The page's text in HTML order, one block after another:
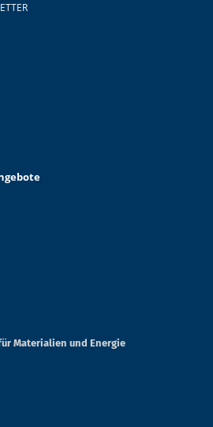
Materialien und Energie